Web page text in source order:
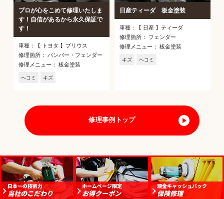
プロが心をこめて修理いたしま
す！自信があるから永久保証で
す！
車種：【 トヨタ 】プリウス
修理箇所： バンパー・フェンダー
修理メニュー： 板金塗装
ヘコミ キズ
日産ティーダ 板金塗装
車種：【 日産 】ティーダ
修理箇所： フェンダー
修理メニュー： 板金塗装
キズ ヘコミ
修理事例トップ
日本一の技術力
当社のこだわり
ホームページ限定
お得クーポン
現金キャッシュバック
保険修理